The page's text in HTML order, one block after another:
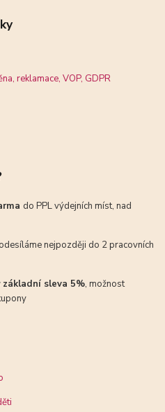
reklamace, VOP, GDPR
do PPL výdejních míst, nad
nejpozději do 2 pracovních
základní sleva 5%, možnost